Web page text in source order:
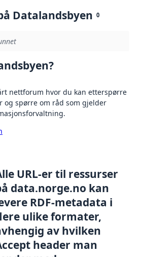
Datalandsbyen 0
nettforum hvor du kan etterspørre
og spørre om råd som gjelder
URL-er til ressurser
data.norge.no kan
RDF-metadata i
ulike formater,
av hvilken
header man